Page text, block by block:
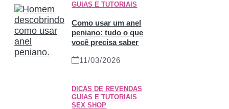
GUIAS E TUTORIAIS
Como usar um anel
peniano: tudo o que
você precisa saber
11/03/2026
DICAS DE REVENDAS
GUIAS E TUTORIAIS
SEX SHOP